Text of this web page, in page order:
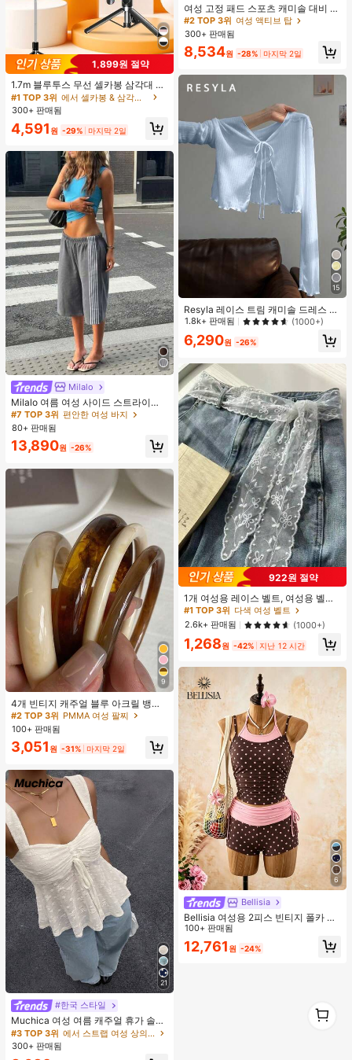
1,899원 절약
1.7m 블루투스 무선 셀카봉 삼각대 LE
D 필 라이트 및 360° 회전 스테인리스
스틸 휴대폰 홀더 포함; 경량 및 휴대
용, 아이폰, 안드로이드 스마트폰과 호
환; 여행 및 셀카에 완벽합니다.
#1 TOP 3위
에서 셀카봉 & 삼각대 헤드
300+ 판매됨
4,591 원 -29% 마지막 2일
Milalo
Milalo 여름 여성 사이드 스트라이프
카프리 팬츠, Y2K 애슬레저 하의, 일
상 스트리트 캐주얼 휴가용 심플한 미
학 데일리 기본 착용 핏 룩
#7 TOP 3위 편안한 여성 바지
80+ 판매됨
13,890원 -26%
9
4개 빈티지 캐주얼 블루 아크릴 뱅글
팔찌 세트, 데일리 착용에 적합한 세련
된 튜브 디자인, 여성 아크릴 소재 상
감 세공 없음, 데일리, 파티 및 해변 행
사에 적합
#2 TOP 3위 PMMA 여성 팔찌
거의 매진!
#2 TOP 3위 PMMA 여성 팔찌
거의 매진!
#2 TOP 3위 PMMA 여성 팔찌
거의 매진!
#2 TOP 3위
PMMA 여성 팔찌
100+ 판매됨
3,051 원 -31% 마지막 2일
21
#한국 스타일
Muchica 여성 여름 캐주얼 휴가 솔리
드 컬러 자카드 스위트하트 넥 러치 드
로스트링 베이비돌 탑
#3 TOP 3위
에서 스트랩 여성 상의, 블라우스 & 티
300+ 판매됨
여성 고정 패드 스포츠 캐미솔 대비 색
상 신축성 요가 캐미 탑 여름
높은 재방문 고객
#2 TOP 3위 여성 액티브 탑
높은 재방문 고객
#2 TOP 3위 여성 액티브 탑
높은 재방문 고객
#2 TOP 3위
여성 액티브 탑
300+ 판매됨
8,534원 -28% 마지막 2일
15
Resyla 레이스 트림 캐미솔 드레스 커
버업, 긴팔 니트 숄 경량 여름 자외선
1.8k+ 판매됨 (1000+)
6,290원 -26%
922원 절약
1개 여성용 레이스 벨트, 여성용 벨트,
다기능 바지 액세서리, 스카프 또는 벨
트로 사용 가능, 패션 긴 레이스 벨트
스카프, 플로럴 레이스 트림 스카프,
레이스 헤드밴드 헤드스카프 넥 스카
프 헤드밴드, 경량 자수 레이스 스카
액세서리
#1 TOP 3위 다색 여성 벨트
2.6k+ 판매됨
(1000+)
1,268원 -42% 지난 12 시간
6
Bellisia
Bellisia 여성용 2피스 빈티지 폴카 도
트 프린트 스파게티 스트랩 탱크 탑 및
드로스트링 반바지 비키니 세트, 여름
해변 휴가에 적합
100+ 판매됨
12,761 원 -24%